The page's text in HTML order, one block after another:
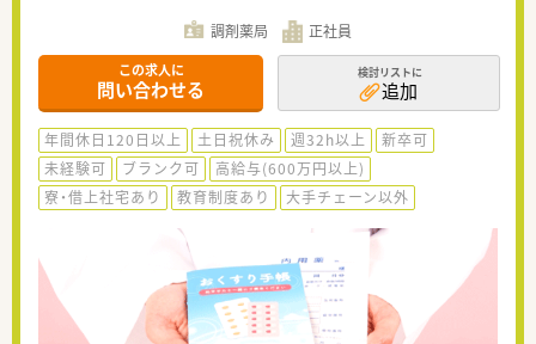
調剤薬局 正社員
この求人に
問い合わせる
検討リストに
追加
年間休日120日以上 土日祝休み 週32h以上
新卒可
未経験可
ブランク可
高給与(600万円以上)
寮・借上社宅あり
教育制度あり 大手チェーン以外